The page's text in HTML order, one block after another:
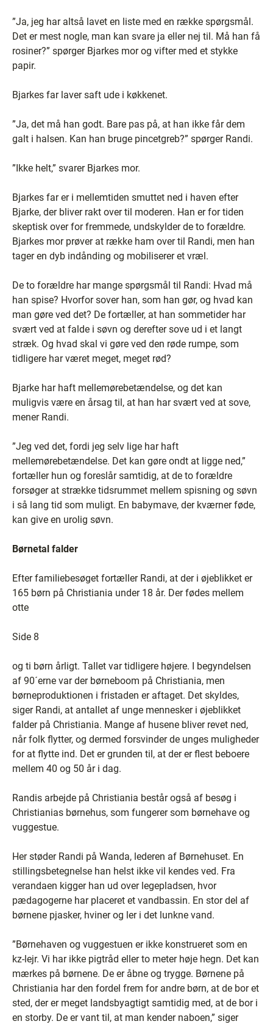
”Ja, jeg har altså lavet en liste med en række spørgsmål.
Det er mest nogle, man kan svare ja eller nej til. Må han få
rosiner?” spørger Bjarkes mor og vifter med et stykke
papir.
Bjarkes far laver saft ude i køkkenet.
”Ja, det må han godt. Bare pas på, at han ikke får dem
galt i halsen. Kan han bruge pincetgreb?” spørger Randi.
”Ikke helt,” svarer Bjarkes mor.
Bjarkes far er i mellemtiden smuttet ned i haven efter
Bjarke, der bliver rakt over til moderen. Han er for tiden
skeptisk over for fremmede, undskylder de to forældre.
Bjarkes mor prøver at række ham over til Randi, men han
tager en dyb indånding og mobiliserer et vræl.
De to forældre har mange spørgsmål til Randi: Hvad må
han spise? Hvorfor sover han, som han gør, og hvad kan
man gøre ved det? De fortæller, at han sommetider har
svært ved at falde i søvn og derefter sove ud i et langt
stræk. Og hvad skal vi gøre ved den røde rumpe, som
tidligere har været meget, meget rød?
Bjarke har haft mellemørebetændelse, og det kan
muligvis være en årsag til, at han har svært ved at sove,
mener Randi.
”Jeg ved det, fordi jeg selv lige har haft
mellemørebetændelse. Det kan gøre ondt at ligge ned,”
fortæller hun og foreslår samtidig, at de to forældre
forsøger at strække tidsrummet mellem spisning og søvn
i så lang tid som muligt. En babymave, der kværner føde,
kan give en urolig søvn.
Børnetal falder
Efter familiebesøget fortæller Randi, at der i øjeblikket er
165 børn på Christiania under 18 år. Der fødes mellem
otte
Side 8
og ti børn årligt. Tallet var tidligere højere. I begyndelsen
af 90´erne var der børneboom på Christiania, men
børneproduktionen i fristaden er aftaget. Det skyldes,
siger Randi, at antallet af unge mennesker i øjeblikket
falder på Christiania. Mange af husene bliver revet ned,
når folk flytter, og dermed forsvinder de unges muligheder
for at flytte ind. Det er grunden til, at der er flest beboere
mellem 40 og 50 år i dag.
Randis arbejde på Christiania består også af besøg i
Christianias børnehus, som fungerer som børnehave og
vuggestue.
Her støder Randi på Wanda, lederen af Børnehuset. En
stillingsbetegnelse han helst ikke vil kendes ved. Fra
verandaen kigger han ud over legepladsen, hvor
pædagogerne har placeret et vandbassin. En stor del af
børnene pjasker, hviner og ler i det lunkne vand.
”Børnehaven og vuggestuen er ikke konstrueret som en
kz-lejr. Vi har ikke pigtråd eller to meter høje hegn. Det kan
mærkes på børnene. De er åbne og trygge. Børnene på
Christiania har den fordel frem for andre børn, at de bor et
sted, der er meget landsbyagtigt samtidig med, at de bor i
en storby. De er vant til, at man kender naboen,” siger